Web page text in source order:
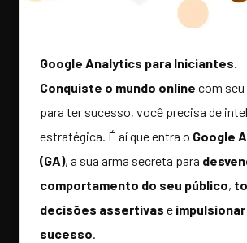
Google Analytics para Iniciantes.
Conquiste o mundo online com
para ter sucesso, você precisa de
estratégica. É aí que entra o Google
(GA), a sua arma secreta para
comportamento do seu público,
decisões assertivas e
sucesso.